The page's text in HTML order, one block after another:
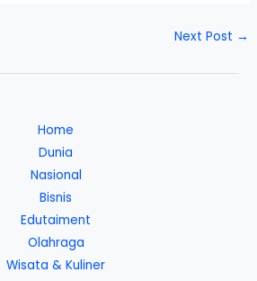
Next Post →
Home
Dunia
Nasional
Bisnis
Edutaiment
Olahraga
Wisata & Kuliner